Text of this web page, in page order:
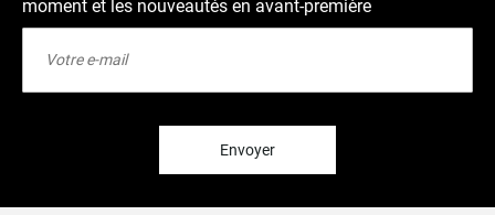
moment et les nouveautés en avant-première
Envoyer